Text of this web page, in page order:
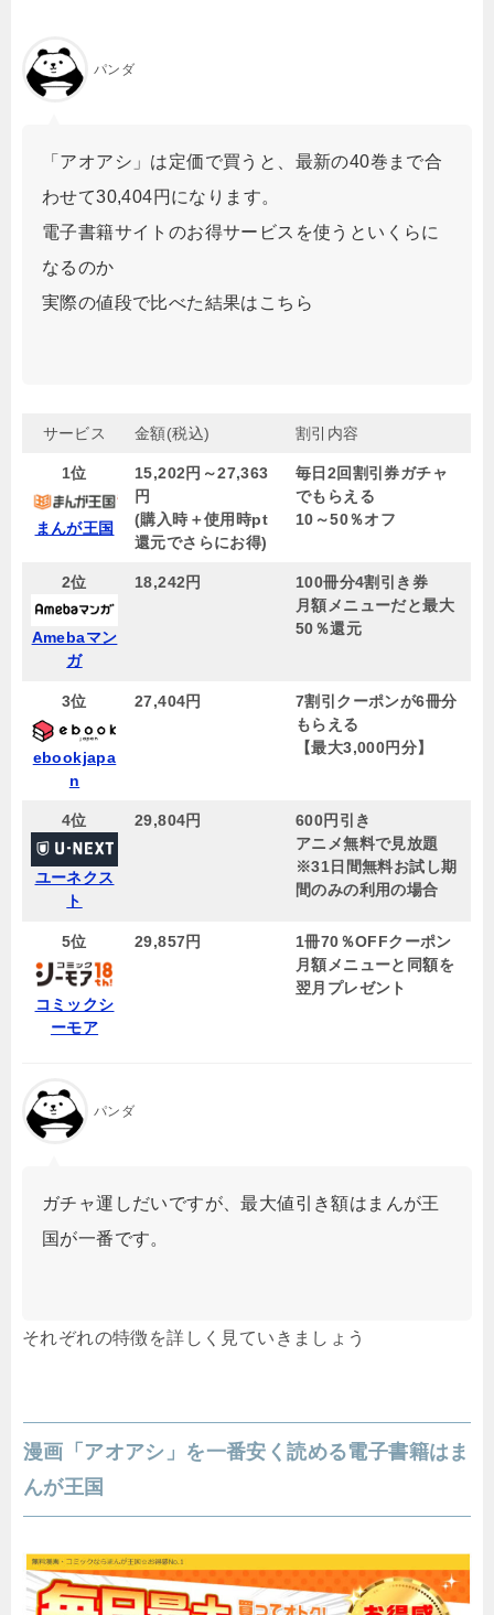
パンダ
「アオアシ」は定価で買うと、最新の40巻まで合
わせて30,404円になります。
電子書籍サイトのお得サービスを使うといくらに
なるのか
実際の値段で比べた結果はこちら
サービス 金額(税込) 割引内容
1位
まんが王国
15,202円～27,363
円
(購入時＋使用時pt
還元でさらにお得)
毎日2回割引券ガチャ
でもらえる
10～50％オフ
2位
Amebaマン
ガ
18,242円
100冊分4割引き券
月額メニューだと最大
50％還元
3位
ebookjapa
n
27,404円
7割引クーポンが6冊分
もらえる
【最大3,000円分】
4位
ユーネクス
ト
29,804円
600円引き
アニメ無料で見放題
※31日間無料お試し期
間のみの利用の場合
5位
コミックシ
ーモア
29,857円
1冊70％OFFクーポン
月額メニューと同額を
翌月プレゼント
パンダ
ガチャ運しだいですが、最大値引き額はまんが王
国が一番です。
それぞれの特徴を詳しく見ていきましょう
漫画「アオアシ」を一番安く読める電子書籍はま
んが王国